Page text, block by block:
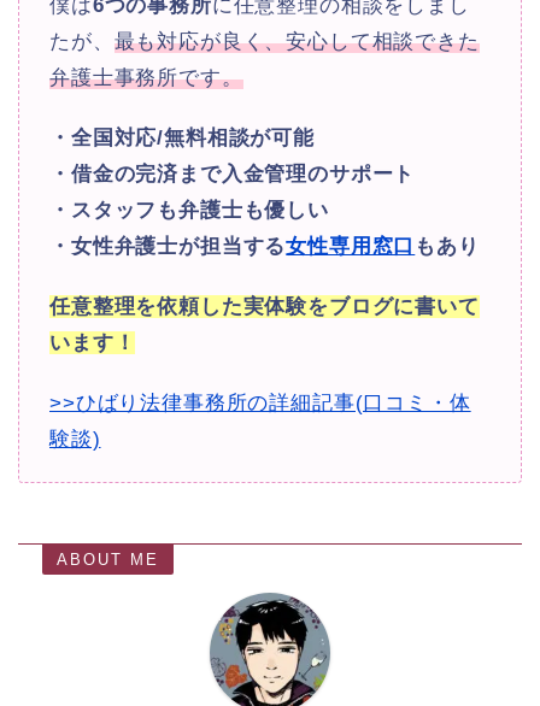
僕は6つの事務所に任意整理の相談をしまし
たが、 最も対応が良く、安心して相談できた
弁護士事務所です。
・全国対応/無料相談が可能
・借金の完済まで入金管理のサポート
・スタッフも弁護士も優しい
・女性弁護士が担当する女性専用窓口 もあり
任意整理を依頼した実体験をブログに書いて
います！
>>ひばり法律事務所の詳細記事(口コミ・体
験談)
ABOUT ME